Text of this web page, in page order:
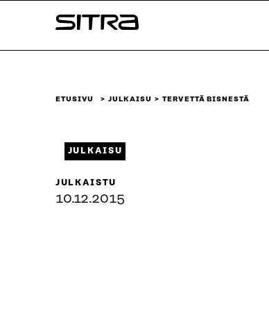
sisältöön
Sitra
ETUSIVU JULKAISU TERVETTÄ BISNESTÄ
JULKAISU
JULKAISTU
10.12.2015